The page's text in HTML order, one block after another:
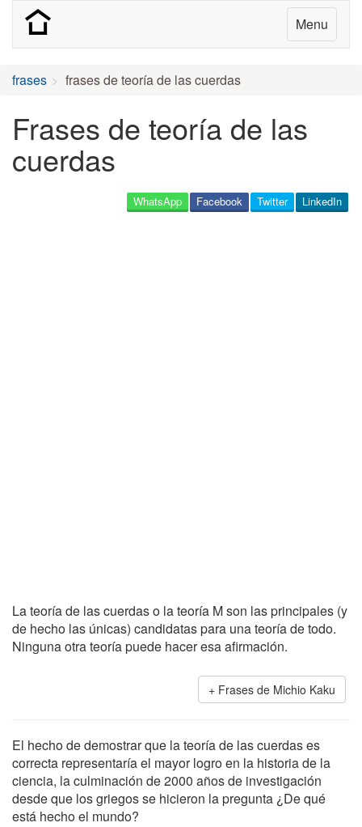
Menu
frases frases de teoría de las cuerdas
Frases de teoría de las
cuerdas
LinkedIn
Twitter
Facebook
WhatsApp
La teoría de las cuerdas o la teoría M son las principales (y
de hecho las únicas) candidatas para una teoría de todo.
Ninguna otra teoría puede hacer esa afirmación.
Frases de Michio Kaku
El hecho de demostrar que la teoría de las cuerdas es
correcta representaría el mayor logro en la historia de la
ciencia, la culminación de 2000 años de investigación
desde que los griegos se hicieron la pregunta ¿De qué
está hecho el mundo?